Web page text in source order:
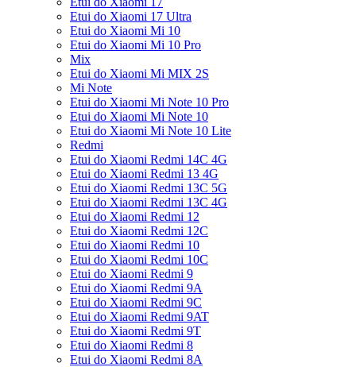
Etui do Xiaomi 17 Ultra
Etui do Xiaomi Mi 10
Etui do Xiaomi Mi 10 Pro
Mix
Etui do Xiaomi Mi MIX 2S
Mi Note
Etui do Xiaomi Mi Note 10 Pro
Etui do Xiaomi Mi Note 10
Etui do Xiaomi Mi Note 10 Lite
Redmi
Etui do Xiaomi Redmi 14C 4G
Etui do Xiaomi Redmi 13 4G
Etui do Xiaomi Redmi 13C 5G
Etui do Xiaomi Redmi 13C 4G
Etui do Xiaomi Redmi 12
Etui do Xiaomi Redmi 12C
Etui do Xiaomi Redmi 10
Etui do Xiaomi Redmi 10C
Etui do Xiaomi Redmi 9
Etui do Xiaomi Redmi 9A
Etui do Xiaomi Redmi 9C
Etui do Xiaomi Redmi 9AT
Etui do Xiaomi Redmi 9T
Etui do Xiaomi Redmi 8
Etui do Xiaomi Redmi 8A